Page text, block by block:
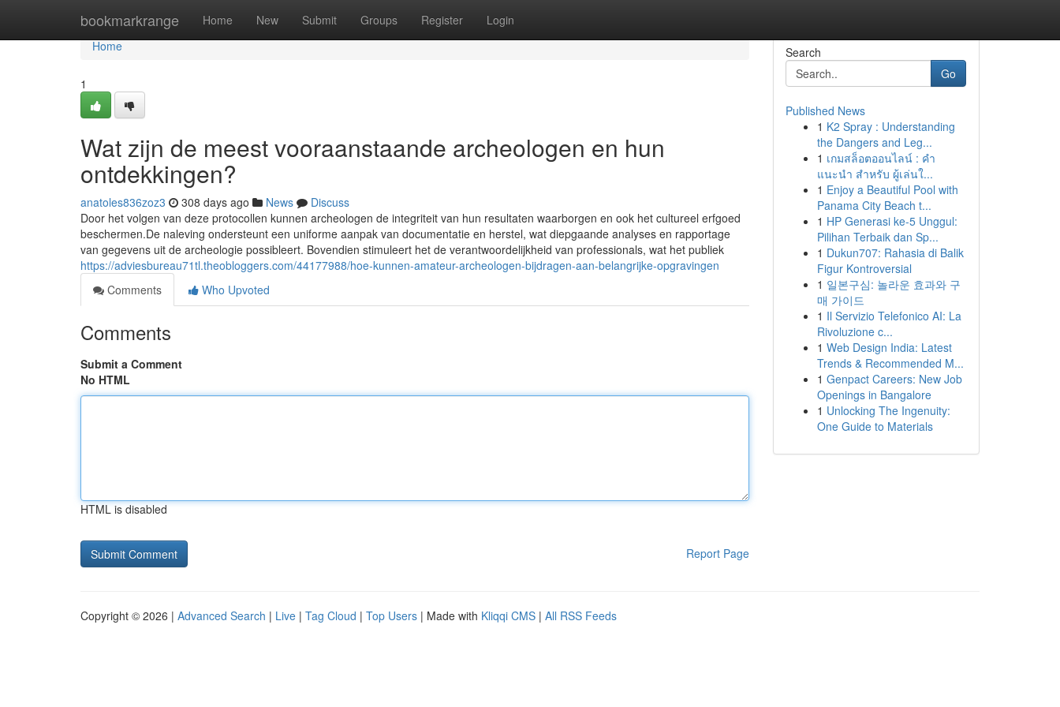
bookmarkrange Home New Submit Groups Register Login
Home
Home
1
Wat zijn de meest vooraanstaande archeologen en hun
ontdekkingen?
anatoles836zoz3 308 days ago News
Discuss
Door het volgen van deze protocollen kunnen archeologen de integriteit van hun resultaten waarborgen en ook het cultureel erfgoed
beschermen.De naleving ondersteunt een uniforme aanpak van documentatie en herstel, wat diepgaande analyses en rapportage
van gegevens uit de archeologie possibleert. Bovendien stimuleert het de verantwoordelijkheid van professionals, wat het publiek
https://adviesbureau71tl.theobloggers.com/44177988/hoe-kunnen-amateur-archeologen-bijdragen-aan-belangrijke-opgravingen
Comments
Who Upvoted
Comments
Submit a Comment
No HTML
HTML is disabled
Report Page
Search
Go
Published News
1 K2 Spray : Understanding
the Dangers and Leg...
1 เกมสล็อตออนไลน์ : คำ
แนะนำ สำหรับ ผู้เล่นใ...
1 Enjoy a Beautiful Pool with
Panama City Beach t...
1 HP Generasi ke-5 Unggul:
Pilihan Terbaik dan Sp...
1 Dukun707: Rahasia di Balik
Figur Kontroversial
1 일본구심: 놀라운 효과와 구
매 가이드
1 Il Servizio Telefonico AI: La
Rivoluzione c...
1 Web Design India: Latest
Trends & Recommended M...
1 Genpact Careers: New Job
Openings in Bangalore
1 Unlocking The Ingenuity:
One Guide to Materials
Copyright © 2026 | Advanced Search | Live | Tag Cloud | Top Users | Made with Kliqqi CMS | All RSS Feeds